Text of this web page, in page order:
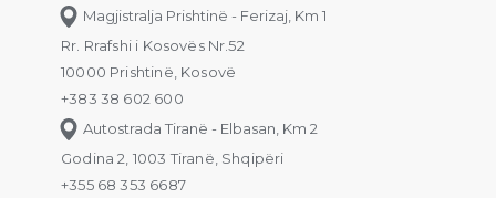
Magjistralja Prishtinë - Ferizaj, Km 1
Rr. Rrafshi i Kosovës Nr.52
10000 Prishtinë, Kosovë
+383 38 602 600
Autostrada Tiranë - Elbasan, Km 2
Godina 2, 1003 Tiranë, Shqipëri
+355 68 353 6687